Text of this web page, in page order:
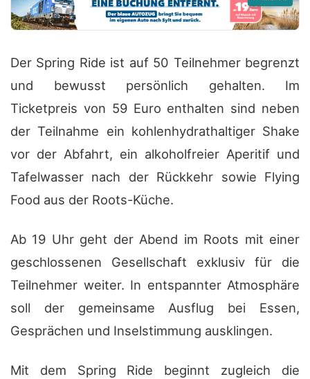
Der Spring Ride ist auf 50 Teilnehmer begrenzt
und bewusst persönlich gehalten. Im
Ticketpreis von 59 Euro enthalten sind neben
der Teilnahme ein kohlenhydrathaltiger Shake
vor der Abfahrt, ein alkoholfreier Aperitif und
Tafelwasser nach der Rückkehr sowie Flying
Food aus der Roots-Küche.
Ab 19 Uhr geht der Abend im Roots mit einer
geschlossenen Gesellschaft exklusiv für die
Teilnehmer weiter. In entspannter Atmosphäre
soll der gemeinsame Ausflug bei Essen,
Gesprächen und Inselstimmung ausklingen.
Mit dem Spring Ride beginnt zugleich die